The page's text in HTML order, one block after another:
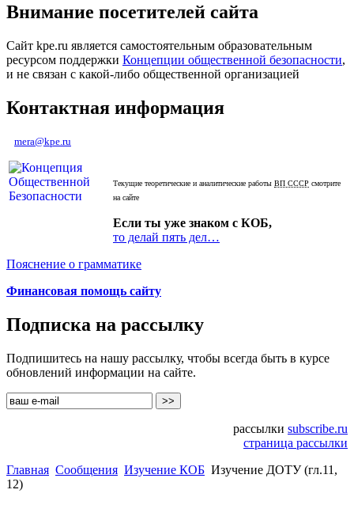
Внимание посетителей сайта
Сайт kpe.ru является самостоятельным образовательным
ресурсом поддержки Концепции общественной безопасности,
и не связан с какой-либо общественной организацией
Контактная информация
mera@kpe.ru
Текущие теоретические и аналитические работы ВП СССР смотрите
на сайте
Если ты уже знаком с КОБ,
то делай пять дел…
Пояснение о грамматике
Финансовая помощь сайту
Подписка на рассылку
Подпишитесь на нашу рассылку, чтобы всегда быть в курсе
обновлений информации на сайте.
рассылки subscribe.ru
страница рассылки
Главная Сообщения Изучение КОБ Изучение ДОТУ (гл.11,
12)